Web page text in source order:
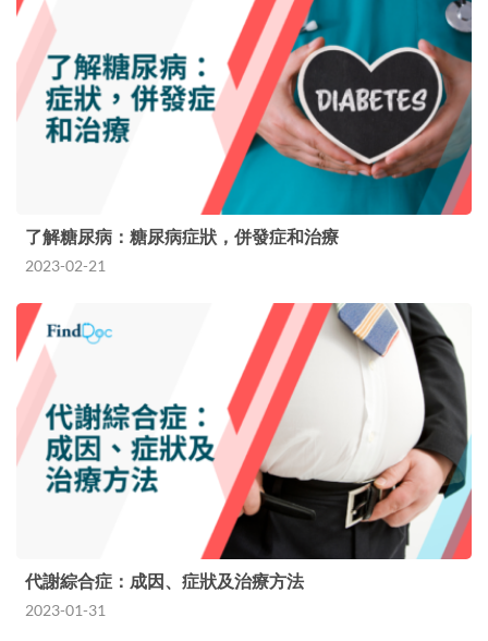
了解糖尿病：糖尿病症狀，併發症和治療
2023-02-21
代謝綜合症：成因、症狀及治療方法
2023-01-31